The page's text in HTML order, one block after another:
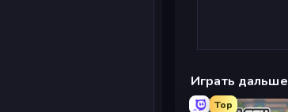
Играть дальше
Top